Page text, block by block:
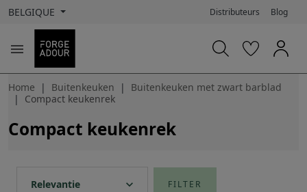
BELGIQUE Distributeurs Blog

Home Buitenkeuken
Buitenkeuken met zwart barblad
Compact keukenrek
Compact keukenrek
Relevantie expand_more FILTER